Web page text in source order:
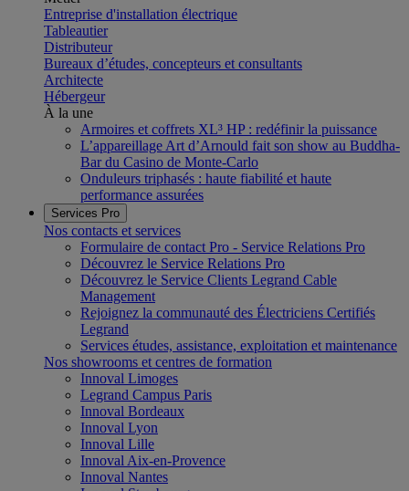
Entreprise d'installation électrique
Tableautier
Distributeur
Bureaux d’études, concepteurs et consultants
Architecte
Hébergeur
À la une
Armoires et coffrets XL³ HP : redéfinir la puissance
L’appareillage Art d’Arnould fait son show au Buddha-
Bar du Casino de Monte-Carlo
Onduleurs triphasés : haute fiabilité et haute
performance assurées
Services Pro
Nos contacts et services
Formulaire de contact Pro - Service Relations Pro
Découvrez le Service Relations Pro
Découvrez le Service Clients Legrand Cable
Management
Rejoignez la communauté des Électriciens Certifiés
Legrand
Services études, assistance, exploitation et maintenance
Nos showrooms et centres de formation
Innoval Limoges
Legrand Campus Paris
Innoval Bordeaux
Innoval Lyon
Innoval Lille
Innoval Aix-en-Provence
Innoval Nantes